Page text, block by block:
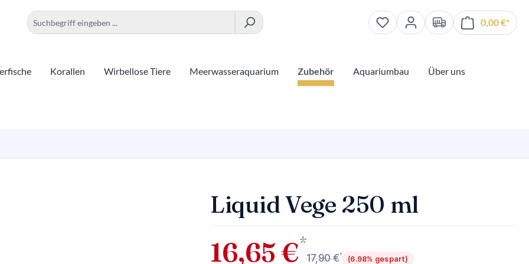
0,00 €*
Korallen Wirbellose Tiere Meerwasseraquarium Zubehör Aquariumbau
Über uns
Liquid Vege 250 ml
16,65 €*
17,90 €*
(6.98% gespart)